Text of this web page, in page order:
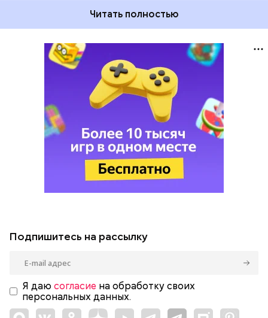
Читать полностью
Подпишитесь на рассылку
Я даю согласие на обработку своих
персональных данных.